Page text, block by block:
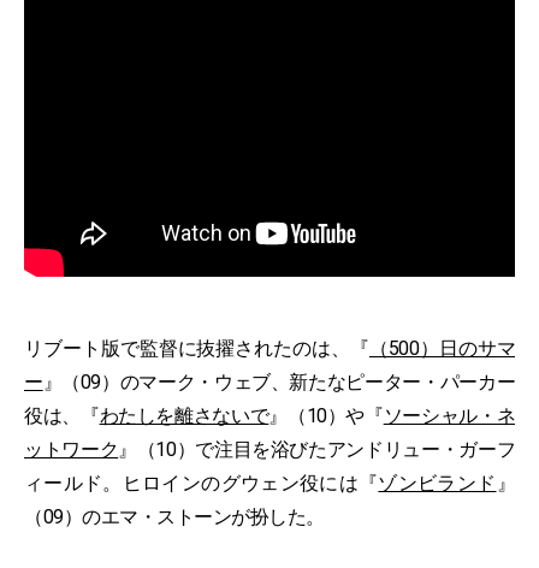
リブート版で監督に抜擢されたのは、『 （500）日のサマ
ー 』（09）のマーク・ウェブ、新たなピーター・パーカー
役は、『わたしを離さないで』（10）や『ソーシャル・ネ
ットワーク 』（10）で注目を浴びたアンドリュー・ガーフ
ィールド。ヒロインのグウェン役には『ゾンビランド 』
（09）のエマ・ストーンが扮した。